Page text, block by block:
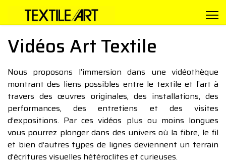
Vidéos Art Textile
Nous proposons l’immersion dans une vidéothèque
montrant des liens possibles entre le textile et l’art à
travers des œuvres originales, des installations, des
performances, des entretiens et des visites
d’expositions. Par ces vidéos plus ou moins longues
vous pourrez plonger dans des univers où la fibre, le fil
et bien d’autres types de lignes deviennent un terrain
d’écritures visuelles hétéroclites et curieuses.